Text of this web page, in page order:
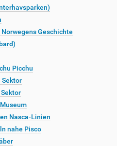
Geschichte
Picchu
Sektor
Nasca-Linien
nahe Pisco